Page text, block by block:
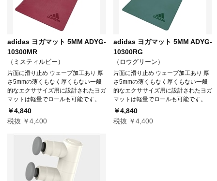
adidas ヨガマット 5MM ADYG-
10300MR
（ミスティルビー）
片面に滑り止め ウェーブ加工あり 厚
さ5mmの薄くもなく厚くもない一般
的なエクササイズ用に設計されたヨガ
マットは軽量でロールも可能です。
￥4,840
税抜 ￥4,400
adidas ヨガマット 5MM ADYG-
10300RG
（ロウグリーン）
片面に滑り止め ウェーブ加工あり 厚
さ5mmの薄くもなく厚くもない一般
的なエクササイズ用に設計されたヨガ
マットは軽量でロールも可能です。
￥4,840
税抜 ￥4,400